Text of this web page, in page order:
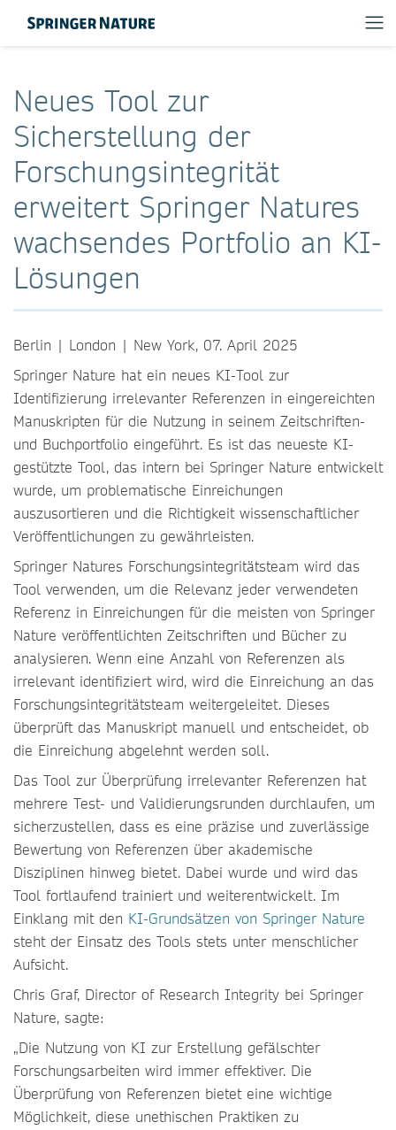
Neues Tool zur
Sicherstellung der
Forschungsintegrität
erweitert Springer Natures
wachsendes Portfolio an KI-
Lösungen
Berlin | London | New York, 07. April 2025
Springer Nature hat ein neues KI-Tool zur
Identifizierung irrelevanter Referenzen in eingereichten
Manuskripten für die Nutzung in seinem Zeitschriften-
und Buchportfolio eingeführt. Es ist das neueste KI-
gestützte Tool, das intern bei Springer Nature entwickelt
wurde, um problematische Einreichungen
auszusortieren und die Richtigkeit wissenschaftlicher
Veröffentlichungen zu gewährleisten.
Springer Natures Forschungsintegritätsteam wird das
Tool verwenden, um die Relevanz jeder verwendeten
Referenz in Einreichungen für die meisten von Springer
Nature veröffentlichten Zeitschriften und Bücher zu
analysieren. Wenn eine Anzahl von Referenzen als
irrelevant identifiziert wird, wird die Einreichung an das
Forschungsintegritätsteam weitergeleitet. Dieses
überprüft das Manuskript manuell und entscheidet, ob
die Einreichung abgelehnt werden soll.
Das Tool zur Überprüfung irrelevanter Referenzen hat
mehrere Test- und Validierungsrunden durchlaufen, um
sicherzustellen, dass es eine präzise und zuverlässige
Bewertung von Referenzen über akademische
Disziplinen hinweg bietet. Dabei wurde und wird das
Tool fortlaufend trainiert und weiterentwickelt. Im
Einklang mit den KI-Grundsätzen von Springer Nature
steht der Einsatz des Tools stets unter menschlicher
Aufsicht.
Chris Graf, Director of Research Integrity bei Springer
Nature, sagte:
„Die Nutzung von KI zur Erstellung gefälschter
Forschungsarbeiten wird immer effektiver. Die
Überprüfung von Referenzen bietet eine wichtige
Möglichkeit, diese unethischen Praktiken zu